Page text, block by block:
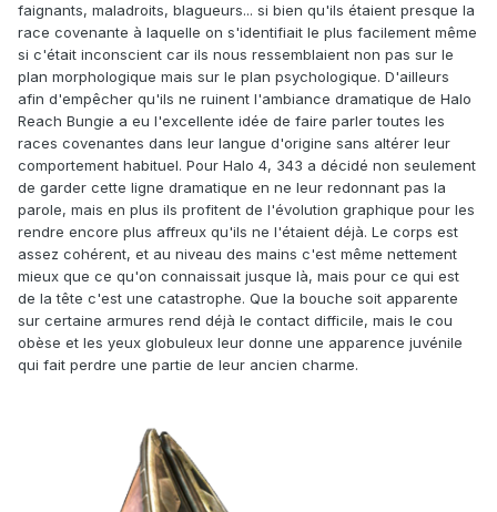
faignants, maladroits, blagueurs... si bien qu'ils étaient presque la
race covenante à laquelle on s'identifiait le plus facilement même
si c'était inconscient car ils nous ressemblaient non pas sur le
plan morphologique mais sur le plan psychologique. D'ailleurs
afin d'empêcher qu'ils ne ruinent l'ambiance dramatique de Halo
Reach Bungie a eu l'excellente idée de faire parler toutes les
races covenantes dans leur langue d'origine sans altérer leur
comportement habituel. Pour Halo 4, 343 a décidé non seulement
de garder cette ligne dramatique en ne leur redonnant pas la
parole, mais en plus ils profitent de l'évolution graphique pour les
rendre encore plus affreux qu'ils ne l'étaient déjà. Le corps est
assez cohérent, et au niveau des mains c'est même nettement
mieux que ce qu'on connaissait jusque là, mais pour ce qui est
de la tête c'est une catastrophe. Que la bouche soit apparente
sur certaine armures rend déjà le contact difficile, mais le cou
obèse et les yeux globuleux leur donne une apparence juvénile
qui fait perdre une partie de leur ancien charme.